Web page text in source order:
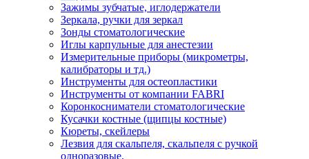
Зажимы зубчатые, иглодержатели
Зеркала, ручки для зеркал
Зонды стоматологические
Иглы карпульные для анестезии
Измерительные приборы (микрометры,
калибраторы и тд.)
Инструменты для остеопластики
Инструменты от компании FABRI
Коронкосниматели стоматологические
Кусачки костные (щипцы костные)
Кюреты, скейлеры
Лезвия для скальпеля, скальпеля с ручкой
одноразовые.